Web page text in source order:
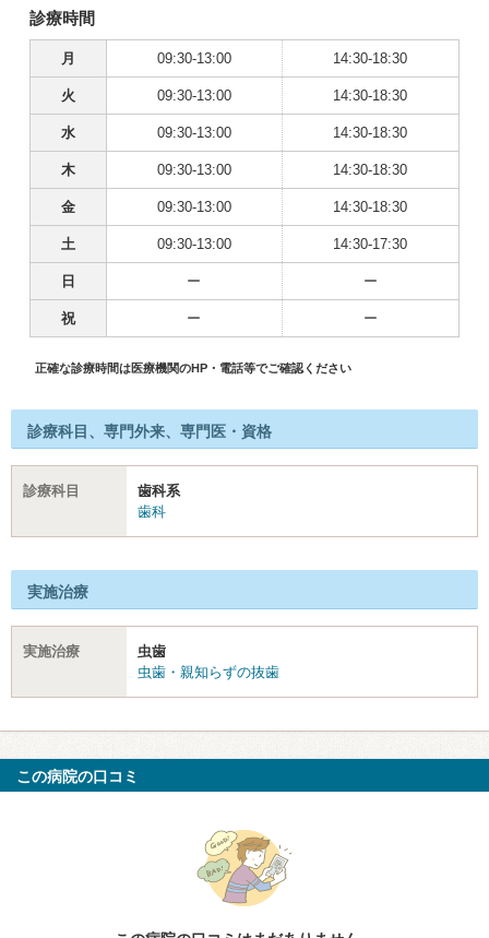
診療時間
月 09:30-13:00 14:30-18:30
火 09:30-13:00 14:30-18:30
水 09:30-13:00 14:30-18:30
木 09:30-13:00 14:30-18:30
金 09:30-13:00 14:30-18:30
土 09:30-13:00 14:30-17:30
日 ー ー
祝 ー ー
正確な診療時間は医療機関のHP・電話等でご確認ください
診療科目、専門外来、専門医・資格
診療科目
歯科系
歯科
実施治療
実施治療
虫歯
虫歯・親知らずの抜歯
この病院の口コミ